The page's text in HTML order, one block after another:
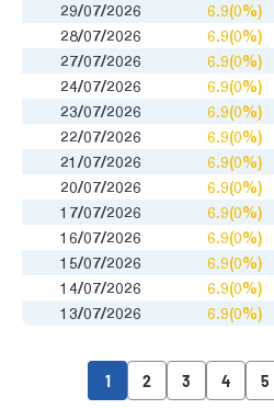
29/07/2026
6.9(0%)
28/07/2026
6.9(0%)
27/07/2026
6.9(0%)
24/07/2026
6.9(0%)
23/07/2026
6.9(0%)
22/07/2026
6.9(0%)
21/07/2026
6.9(0%)
20/07/2026
6.9(0%)
17/07/2026
6.9(0%)
16/07/2026
6.9(0%)
15/07/2026
6.9(0%)
14/07/2026
6.9(0%)
13/07/2026
6.9(0%)
1 2 3 4 5